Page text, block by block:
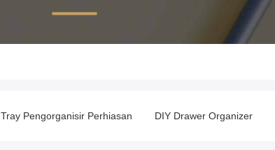
Tray Pengorganisir Perhiasan DIY Drawer Organizer